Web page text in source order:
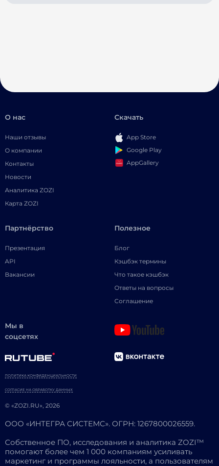
О нас
Наши отзывы
О компании
Контакты
Новости
Аналитика ZOZI
Карта ZOZI
Скачать
App Store
Google Play
AppGallery
Партнёрство
Презентация
API
Вакансии
Полезное
Блог
Кэшбэк термины
Что такое кэшбэк
Ответы на вопросы
Соглашение
Мы в
соцсетях
© «ZOZI.RU», 2026
ПОЛИТИКА КОНФИДЕНЦИАЛЬНОСТИ
СОГЛАСИЕ НА ОБРАБОТКУ ДАННЫХ
ООО «ИНТЕГРА СИСТЕМС». ОГРН: 1267800026559.
Собственное ПО, исследования и аналитика ZOZI™
помогают более чем 1 000 компаниям усиливать
маркетинг и программы лояльности, а пользователям